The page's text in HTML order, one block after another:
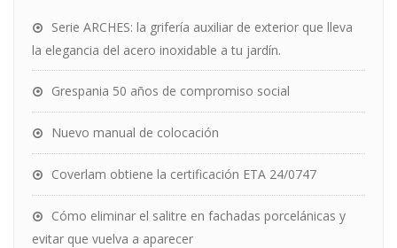
Serie ARCHES: la grifería auxiliar de exterior que lleva
la elegancia del acero inoxidable a tu jardín.
Grespania 50 años de compromiso social
Nuevo manual de colocación
Coverlam obtiene la certificación ETA 24/0747
Cómo eliminar el salitre en fachadas porcelánicas y
evitar que vuelva a aparecer